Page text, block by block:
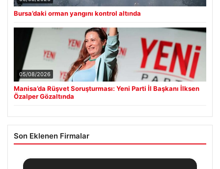
Bursa’daki orman yangını kontrol altında
05/08/2026
Manisa’da Rüşvet Soruşturması: Yeni Parti İl Başkanı İlksen
Özalper Gözaltında
Son Eklenen Firmalar